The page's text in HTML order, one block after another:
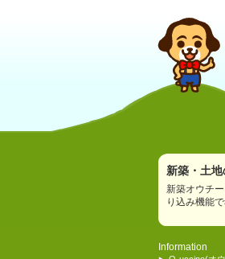
新築・土
新築オウチ
り込み機能
Information